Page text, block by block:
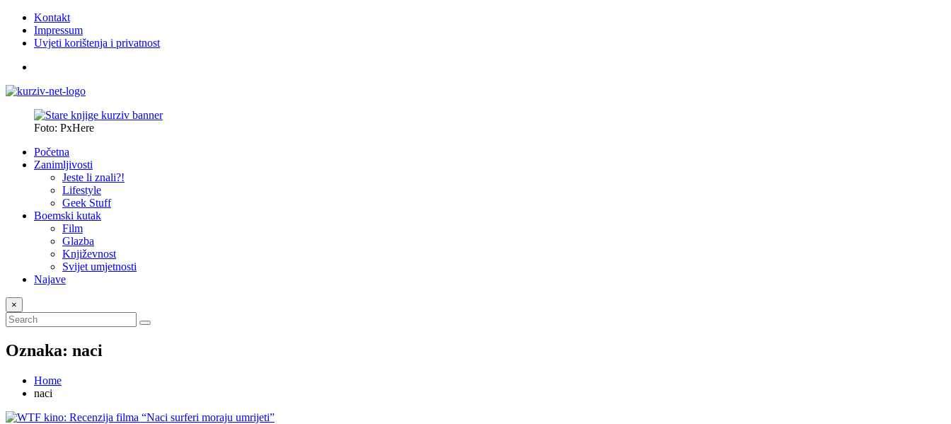
Kontakt
Impressum
Uvjeti korištenja i privatnost
Foto: PxHere
Početna
Zanimljivosti
Jeste li znali?!
Lifestyle
Geek Stuff
Boemski kutak
Film
Glazba
Književnost
Svijet umjetnosti
Najave
×
Oznaka: naci
Home
naci